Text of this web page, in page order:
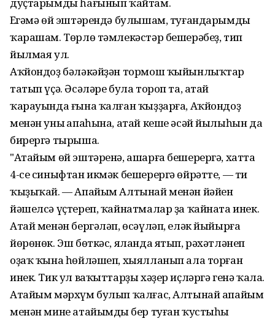
Еңгәмә өй эштәрендә булышам, туғандарымды
ҡарашам. Төрлө тәмлекәстәр бешерәбеҙ, тип
йылмая ул.
Аҡйондоҙ бәләкәйҙән тормош ҡыйынлыҡтар
татып үҫә. Әсәләре була тороп та, атай
ҡарауында ғына ҡалған ҡыҙҙарға, Аҡйондоҙ
менән уның апаһына, атай кеше әсәй йылыһын да
бирергә тырыша.
"Атайым өй эштәренә, ашарға бешерергә, хатта
4-се синыфтан икмәк бешерергә өйрәтте, — ти
ҡыҙыҡай. — Апайым Алтынай менән йәйен
йәшелсә үҫтереп, ҡайнатмалар ҙа ҡайната инек.
Атай менән бергәләп, өсәүләп, еләк йыйырға
йөрөнөк. Эш бөткәс, яланда ятып, рәхәтләнеп
оҙаҡ ҡына һөйләшеп, хыялланып ала торған
инек. Тик ул ваҡыттарҙы хәҙер иҫләргә генә ҡала.
Атайым мәрхүм булып ҡалғас, Алтынай апайым
менән мине атайымдың бер туған ҡустыһы